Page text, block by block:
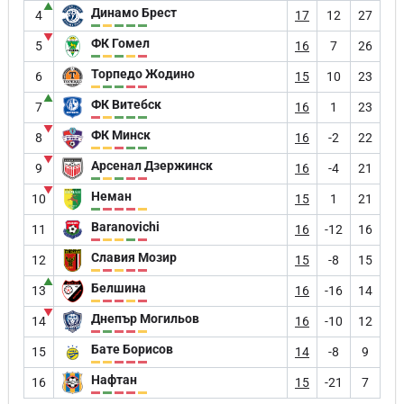
4
▲ Динамо Брест 17 12 27
5
▼ ФК Гомел 16 7 26
6 Торпедо Жодино 15 10 23
7
▲ ФК Витебск 16 1 23
8
▼ ФК Минск 16 -2 22
9
▼ Арсенал Дзержинск 16 -4 21
10
▼ Неман 15 1 21
11 Baranovichi 16 -12 16
12 Славия Мозир 15 -8 15
13
▲ Белшина 16 -16 14
14
▼ Днепър Могильов 16 -10 12
15 Бате Борисов 14 -8 9
16 Нафтан 15 -21 7